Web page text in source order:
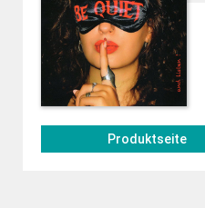
Produktseite